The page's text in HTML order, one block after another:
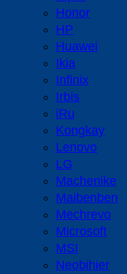
Honor
HP
Huawei
Ikia
Infinix
Irbis
iRu
Kongkay
Lenovo
LG
Machenike
Maibenben
Mechrevo
Microsoft
MSI
Neobihier